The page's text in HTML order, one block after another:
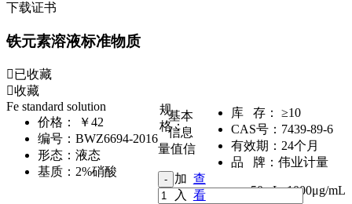
下载证书
铁元素溶液标准物质
已收藏
收藏
Fe standard solution
价格：
￥42
编号： BWZ6694-2016
形态： 液态
基质： 2%硝酸
库 存：
≥10
CAS号： 7439-89-6
有效期： 24个月
品 牌： 伟业计量
规
格：
50mL,1000μg/mL
加
入
查
看
基本
信息
量值信